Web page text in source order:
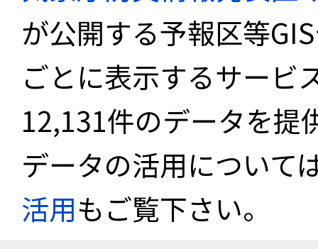
が公開する予報区等
ごとに表示するサービ
12,131件のデータを提
データの活用について
活用もご覧下さい。